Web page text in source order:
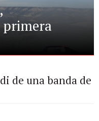
de una banda de